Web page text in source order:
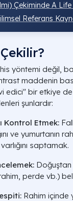
Çekiminde A Life
Referans
yöntemi değil,
maddenin
edici" bir etkiye
şunlardır:
Kontrol Etmek:
ve yumurtanın
saptamak.
perde vb.)
Rahim içinde